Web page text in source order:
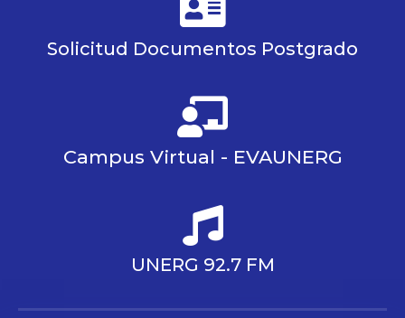
Solicitud Documentos Postgrado
Campus Virtual - EVAUNERG
UNERG 92.7 FM